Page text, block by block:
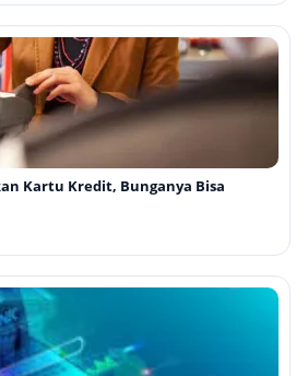
Kartu Kredit, Bunganya Bisa